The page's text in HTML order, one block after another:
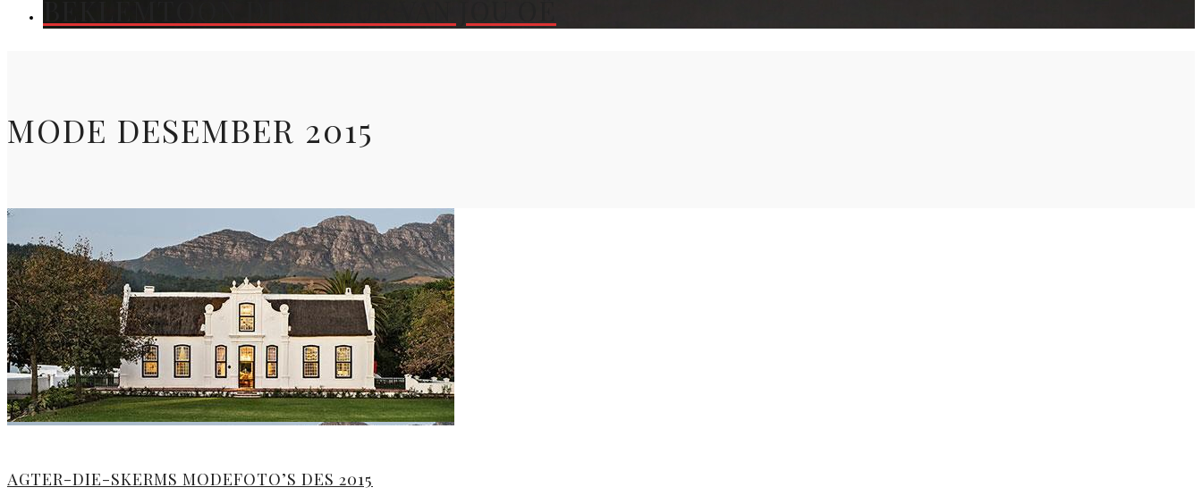
MODE DESEMBER 2015
AGTER-DIE-SKERMS MODEFOTO’S DES 2015